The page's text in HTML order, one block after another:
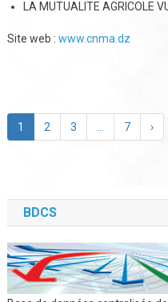
LA MUTUALITE AGRICOLE
Site web : www.cnma.dz
1 2 3 7 ›
BDCS